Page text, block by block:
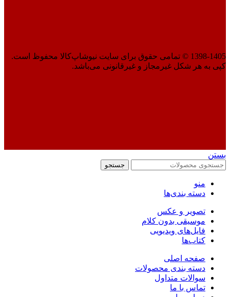
1398-1405 © تمامی حقوق برای سایت نیوشاپ‌کالا محفوظ است.
کپی به هر شکل غیرمجاز و غیرقانونی می‌باشد.
بستن
جستجو
منو
دسته بندی‌ها
تصویر و عکس
موسیقی بدون کلام
فایل‌های ویدیویی
کتاب‌ها
صفحه اصلی
دسته بندی محصولات
سوالات متداول
تماس با ما